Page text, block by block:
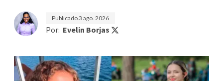
Publicado3 ago. 2026
Por: Evelin Borjas